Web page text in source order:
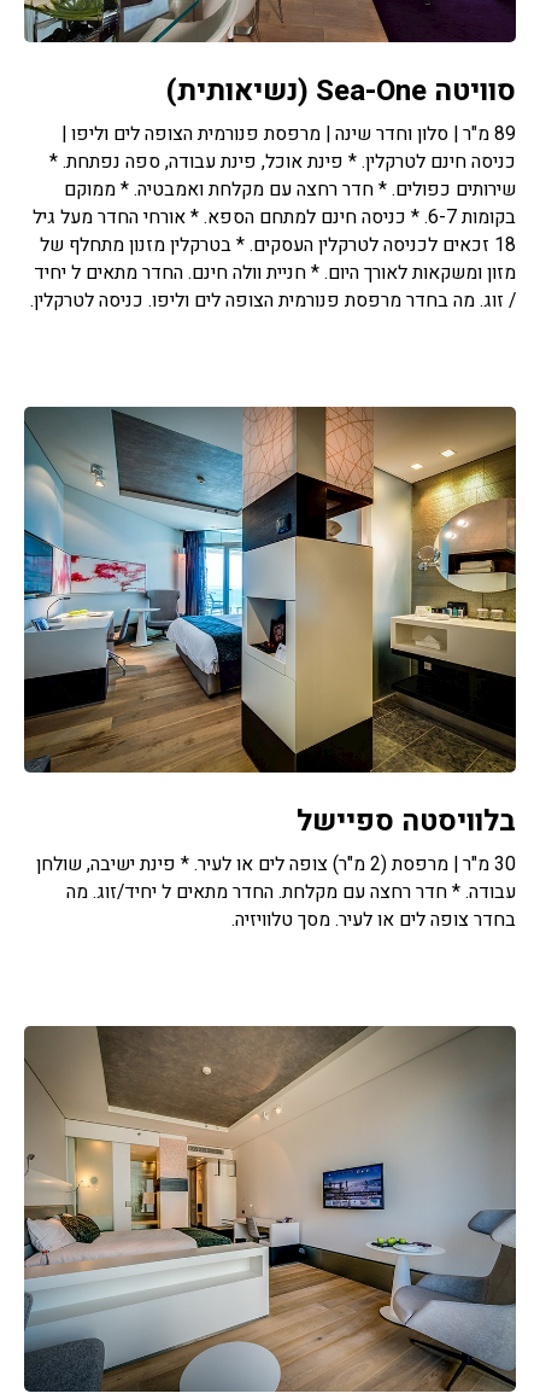
סוויטה Sea-One (נשיאותית)
89 מ"ר | סלון וחדר שינה | מרפסת פנורמית הצופה לים וליפו |
כניסה חינם לטרקלין. * פינת אוכל, פינת עבודה, ספה נפתחת. *
שירותים כפולים. * חדר רחצה עם מקלחת ואמבטיה. * ממוקם
בקומות 6-7. * כניסה חינם למתחם הספא. * אורחי החדר מעל גיל
18 זכאים לכניסה לטרקלין העסקים. * בטרקלין מזנון מתחלף של
מזון ומשקאות לאורך היום. * חניית וולה חינם. החדר מתאים ל יחיד
/ זוג. מה בחדר מרפסת פנורמית הצופה לים וליפו. כניסה לטרקלין.
בלוויסטה ספיישל
30 מ"ר | מרפסת (2 מ"ר) צופה לים או לעיר. * פינת ישיבה, שולחן
עבודה. * חדר רחצה עם מקלחת. החדר מתאים ל יחיד/זוג. מה
בחדר צופה לים או לעיר. מסך טלוויזיה.